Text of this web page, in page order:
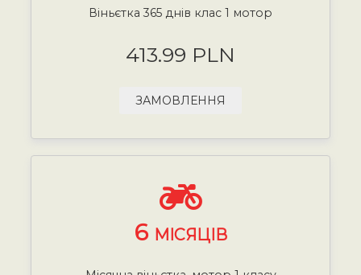
Віньєтка 365 днів клас 1 мотор
413.99 PLN
ЗАМОВЛЕННЯ
6 МІСЯЦІВ